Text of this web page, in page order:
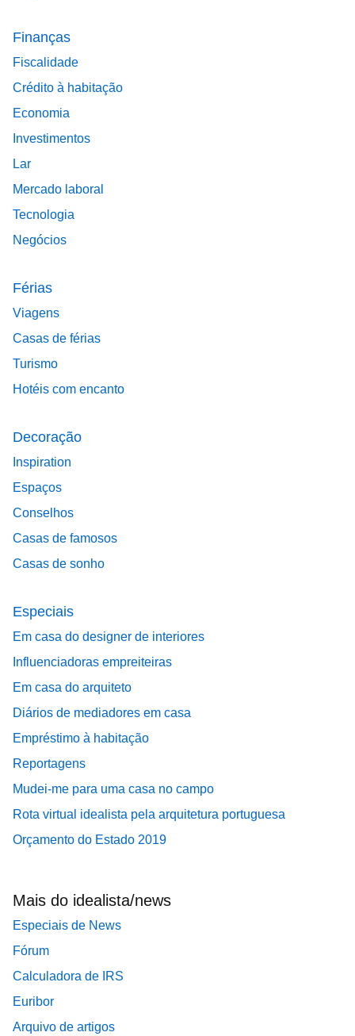
Finanças
Fiscalidade
Crédito à habitação
Economia
Investimentos
Lar
Mercado laboral
Tecnologia
Negócios
Férias
Viagens
Casas de férias
Turismo
Hotéis com encanto
Decoração
Inspiration
Espaços
Conselhos
Casas de famosos
Casas de sonho
Especiais
Em casa do designer de interiores
Influenciadoras empreiteiras
Em casa do arquiteto
Diários de mediadores em casa
Empréstimo à habitação
Reportagens
Mudei-me para uma casa no campo
Rota virtual idealista pela arquitetura portuguesa
Orçamento do Estado 2019
Mais do idealista/news
Especiais de News
Fórum
Calculadora de IRS
Euribor
Arquivo de artigos